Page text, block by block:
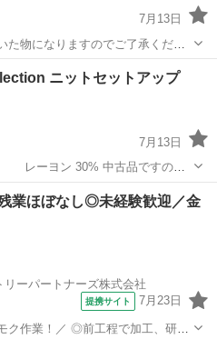
7月13日
物になりますのでご了承くださ
ミキハウス
ニットセットアップ
7月13日
ファッション セットアップ
業ほぼなし◎未経験歓迎／金
リーパートナーズ株式会社
提携サイト 7月23日
ク作業！／ ◎前工程で加工、研磨